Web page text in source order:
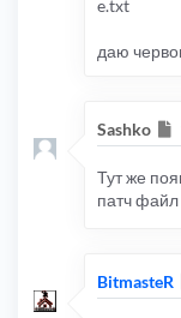
e.txt
даю
Sashko
Тут же
патч файл
BitmasteR